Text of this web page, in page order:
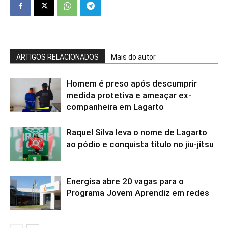
ARTIGOS RELACIONADOS Mais do autor
Homem é preso após descumprir
medida protetiva e ameaçar ex-
companheira em Lagarto
Raquel Silva leva o nome de Lagarto
ao pódio e conquista título no jiu-jítsu
Energisa abre 20 vagas para o
Programa Jovem Aprendiz em redes